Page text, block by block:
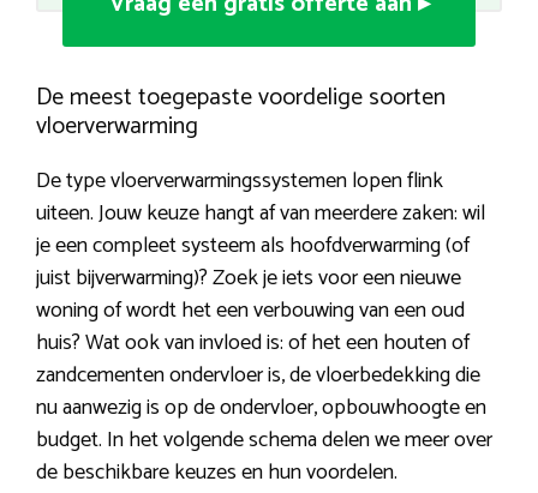
De meest toegepaste voordelige soorten
vloerverwarming
De type vloerverwarmingssystemen lopen flink
uiteen. Jouw keuze hangt af van meerdere zaken: wil
je een compleet systeem als hoofdverwarming (of
juist bijverwarming)? Zoek je iets voor een nieuwe
woning of wordt het een verbouwing van een oud
huis? Wat ook van invloed is: of het een houten of
zandcementen ondervloer is, de vloerbedekking die
nu aanwezig is op de ondervloer, opbouwhoogte en
budget. In het volgende schema delen we meer over
de beschikbare keuzes en hun voordelen.